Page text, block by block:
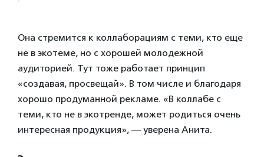
Она стремится к коллаборациям с теми, кто еще
не в экотеме, но с хорошей молодежной
аудиторией. Тут тоже работает принцип
«создавая, просвещай». В том числе и благодаря
хорошо продуманной рекламе. «В коллабе с
теми, кто не в экотренде, может родиться очень
интересная продукция», — уверена Анита.